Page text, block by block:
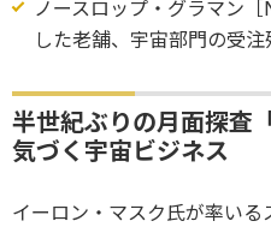
ノースロップ・グラマン
した老舗、宇宙部門の受
半世紀ぶりの月面探査
気づく宇宙ビジネス
イーロン・マスク氏が率いる